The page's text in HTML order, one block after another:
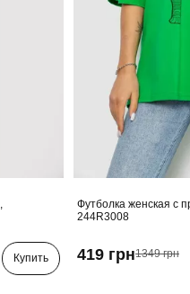
Купить
Футболка женская с
244R3008
419 грн1349 грн